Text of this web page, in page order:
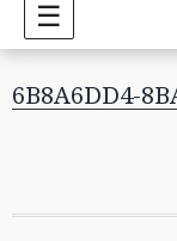
6B8A6DD4-